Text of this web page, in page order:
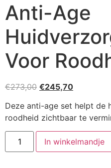
Anti-Age
Voor
€273,00 Oorspronkelijke
was:
€273,00.
€245,70Huidige
is:
€245,70.
Deze anti-age set helpt de
roodheid zichtbaar te
Anti-
Age
Huidverzorging
In winkelmandje